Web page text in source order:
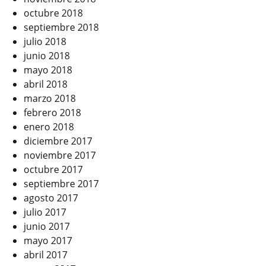
octubre 2018
septiembre 2018
julio 2018
junio 2018
mayo 2018
abril 2018
marzo 2018
febrero 2018
enero 2018
diciembre 2017
noviembre 2017
octubre 2017
septiembre 2017
agosto 2017
julio 2017
junio 2017
mayo 2017
abril 2017